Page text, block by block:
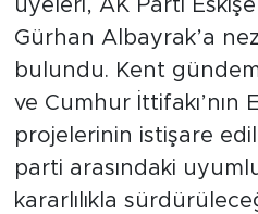
üyeleri, AK Parti
Gürhan Albayrak’a
bulundu. Kent
ve Cumhur İttifakı’nın
projelerinin istişare
parti arasındaki
kararlılıkla